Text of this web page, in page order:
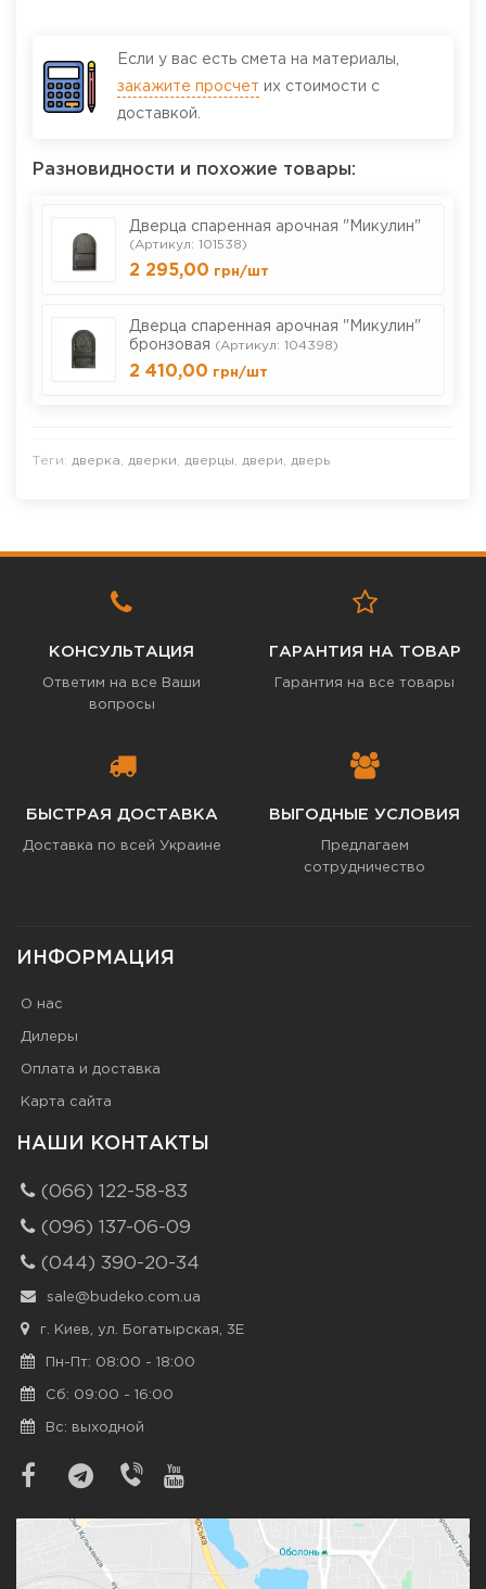
Если у вас есть смета на материалы,
закажите просчет их стоимости с
доставкой.
Разновидности и похожие товары:
Дверца спаренная арочная "Микулин"
(Артикул: 101538)
2 295,00 грн/шт
Дверца спаренная арочная "Микулин"
бронзовая (Артикул: 104398)
2 410,00 грн/шт
Теги: дверка дверки дверцы двери дверь
КОНСУЛЬТАЦИЯ
Ответим на все Ваши
вопросы
ГАРАНТИЯ НА ТОВАР
Гарантия на все товары
БЫСТРАЯ ДОСТАВКА
Доставка по всей Украине
ВЫГОДНЫЕ УСЛОВИЯ
Предлагаем
сотрудничество
ИНФОРМАЦИЯ
О нас
Дилеры
Оплата и доставка
Карта сайта
НАШИ КОНТАКТЫ
(066) 122-58-83
(096) 137-06-09
(044) 390-20-34
sale@budeko.com.ua
г. Киев, ул. Богатырская, 3Е
Пн-Пт: 08:00 - 18:00
Сб: 09:00 - 16:00
Вс: выходной